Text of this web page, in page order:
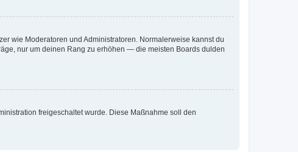
wie Moderatoren und Administratoren. Normalerweise kannst du
nur um deinen Rang zu erhöhen — die meisten Boards dulden
freigeschaltet wurde. Diese Maßnahme soll den